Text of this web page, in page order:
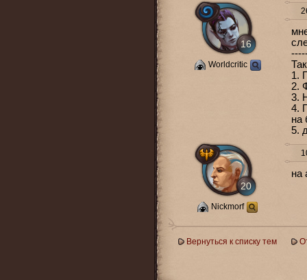
16
Worldcritic
1.
2.
3.
4.
на
5.
20
Nickmorf
на
Вернуться к списку тем